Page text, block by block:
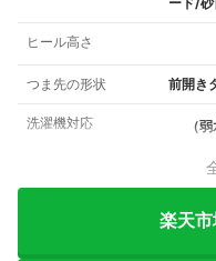
ヒール高さ
つま先の形状 前開き
洗濯機対応 （
楽天